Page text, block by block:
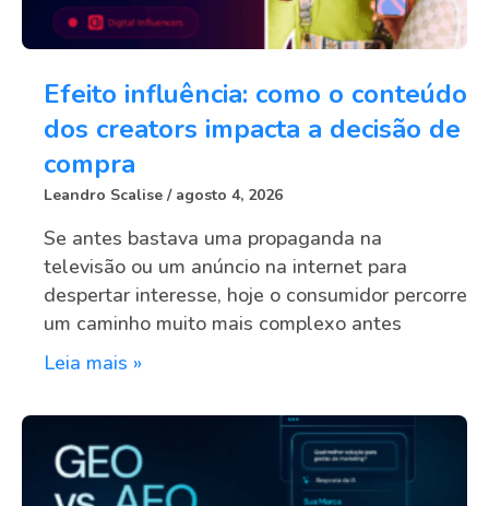
Efeito influência: como o conteúdo
dos creators impacta a decisão de
compra
Leandro Scalise agosto 4, 2026
Se antes bastava uma propaganda na
televisão ou um anúncio na internet para
despertar interesse, hoje o consumidor percorre
um caminho muito mais complexo antes
Leia mais »